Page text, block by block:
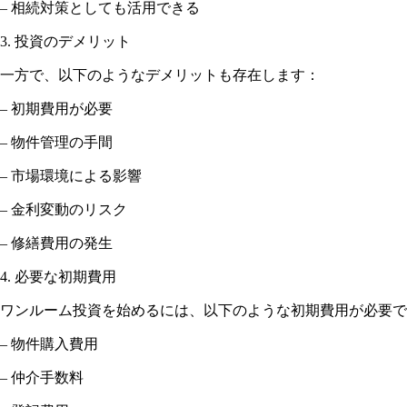
– 相続対策としても活用できる
3. 投資のデメリット
一方で、以下のようなデメリットも存在します：
– 初期費用が必要
– 物件管理の手間
– 市場環境による影響
– 金利変動のリスク
– 修繕費用の発生
4. 必要な初期費用
ワンルーム投資を始めるには、以下のような初期費用が必要
– 物件購入費用
– 仲介手数料